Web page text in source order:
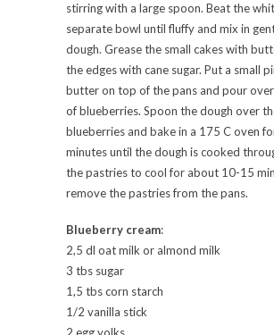
stirring with a large spoon. Beat the
separate bowl until fluffy and mix in
dough. Grease the small cakes with
the edges with cane sugar. Put a small
butter on top of the pans and pour
of blueberries. Spoon the dough over
blueberries and bake in a 175 C oven
minutes until the dough is cooked
the pastries to cool for about 10-15
remove the pastries from the pans.
Blueberry cream:
2,5 dl oat milk or almond milk
3 tbs sugar
1,5 tbs corn starch
1/2 vanilla stick